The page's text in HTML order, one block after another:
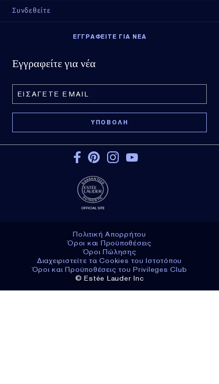
Συνδεθείτε
ΕΓΓΡΑΦΕΙΤΕ ΓΙΑ ΝΕΑ
Εγγραφείτε για νέα
Πολιτική Απορρήτου
Όροι και Προϋποθέσεις
Όροι Πώλησης
Διαχειριστείτε τα Cookies του Ιστοτόπου
Όροι και Προϋποθέσεις του Privileges Club
© Estée Lauder Inc